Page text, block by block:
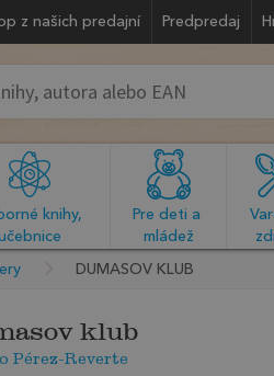
z našich predajní Predpredaj
knihy,
Pre deti a
mládež
DUMASOV KLUB
klub
Pérez-Reverte